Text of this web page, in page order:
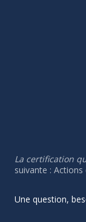
La certification
suivante :
Une question,